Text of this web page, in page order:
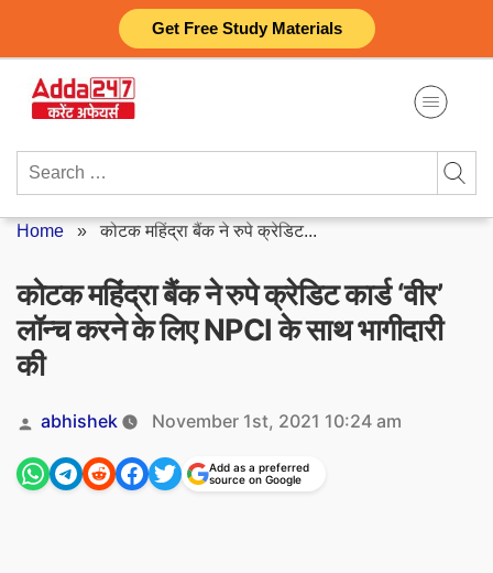
Get Free Study Materials
content
Search
Home »कोटक महिंद्रा बैंक ने रुपे क्रेडिट...
कोटक महिंद्रा बैंक ने रुपे क्रेडिट कार्ड ‘वीर’
लॉन्च करने के लिए NPCI के साथ भागीदारी
की
Posted
by
abhishek November 1st, 2021 10:24 am
Add as a preferred
source on Google